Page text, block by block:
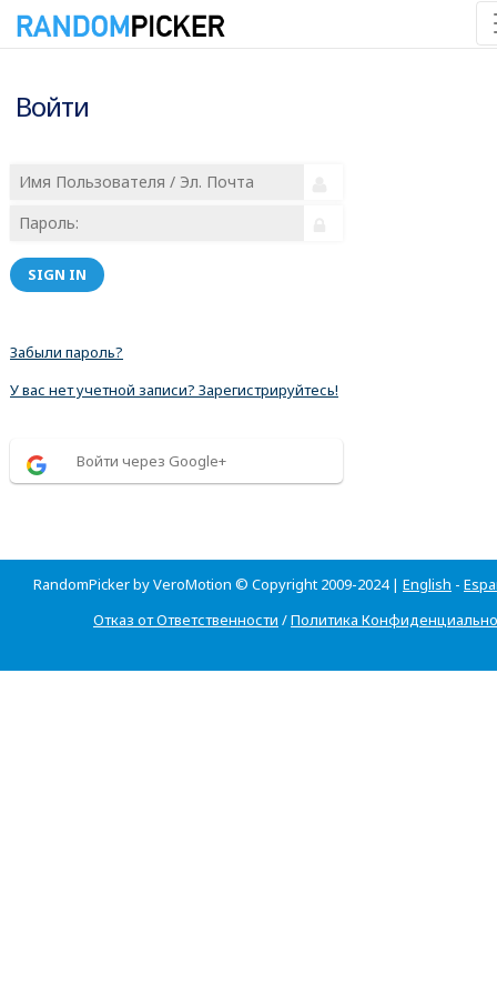
Войти
SIGN IN
Забыли пароль?
У вас нет учетной записи? Зарегистрируйтесь!
Войти через Google+
RandomPicker by VeroMotion © Copyright 2009-2024 | English -
Отказ от Ответственности /Политика